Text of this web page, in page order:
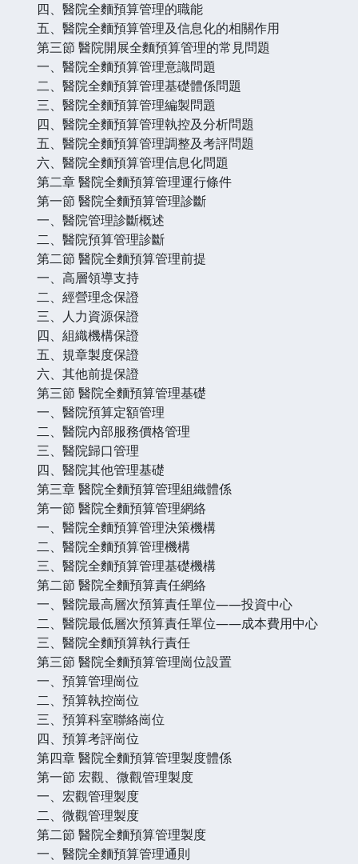
四、醫院全麵預算管理的職能
五、醫院全麵預算管理及信息化的相關作用
第三節 醫院開展全麵預算管理的常見問題
一、醫院全麵預算管理意識問題
二、醫院全麵預算管理基礎體係問題
三、醫院全麵預算管理編製問題
四、醫院全麵預算管理執控及分析問題
五、醫院全麵預算管理調整及考評問題
六、醫院全麵預算管理信息化問題
第二章 醫院全麵預算管理運行條件
第一節 醫院全麵預算管理診斷
一、醫院管理診斷概述
二、醫院預算管理診斷
第二節 醫院全麵預算管理前提
一、高層領導支持
二、經營理念保證
三、人力資源保證
四、組織機構保證
五、規章製度保證
六、其他前提保證
第三節 醫院全麵預算管理基礎
一、醫院預算定額管理
二、醫院內部服務價格管理
三、醫院歸口管理
四、醫院其他管理基礎
第三章 醫院全麵預算管理組織體係
第一節 醫院全麵預算管理網絡
一、醫院全麵預算管理決策機構
二、醫院全麵預算管理機構
三、醫院全麵預算管理基礎機構
第二節 醫院全麵預算責任網絡
一、醫院最高層次預算責任單位——投資中心
二、醫院最低層次預算責任單位——成本費用中心
三、醫院全麵預算執行責任
第三節 醫院全麵預算管理崗位設置
一、預算管理崗位
二、預算執控崗位
三、預算科室聯絡崗位
四、預算考評崗位
第四章 醫院全麵預算管理製度體係
第一節 宏觀、微觀管理製度
一、宏觀管理製度
二、微觀管理製度
第二節 醫院全麵預算管理製度
一、醫院全麵預算管理通則